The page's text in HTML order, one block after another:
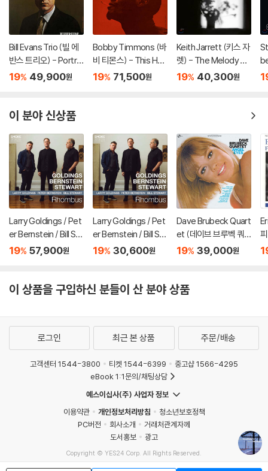
Bill Evans Trio (빌 에
반스 트리오) - Portrai
t In Jazz [LP]
19% 49,900원
Bobby Timmons (바
비 티몬스) - This Her
e Is Bobby Timmon
19% 71,500원
Keith Jarrett (키스 자
렛) - The Melody At
Night, With You [LP]
19% 40,300원
이 분야 신상품
Larry Goldings / Pet
er Bernstein / Bill St
ewart (래리 골딩스 /
[LP]
19% 57,900원
Larry Goldings / Pet
er Bernstein / Bill St
ewart (래리 골딩스 /
19% 30,600원
Dave Brubeck Quart
et (데이브 브루벡 쿼
텟) - Angel Eyes [L
19% 39,000원
이 상품을 구입하신 분들이 산 분야 상품
로그인 최근 본 상품 주문/배송
고객센터 1544-3800 티켓 1544-6399
중고샵 1566-4295
eBook 1:1문의/채팅상담
예스이십사(주) 사업자 정보
이용약관
개인정보처리방침
청소년보호정책
PC버전
회사소개
거래처관계자께
도서홍보
광고
Copyright © YES24 Corp. All Rights Reserved.